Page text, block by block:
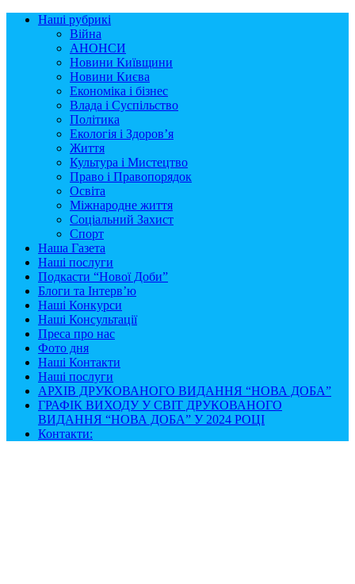
Наші рубрикі
Війна
АНОНСИ
Новини Київщини
Новини Києва
Економіка і бізнес
Влада і Суспільство
Політика
Екологія і Здоров’я
Життя
Культура і Мистецтво
Право і Правопорядок
Освіта
Міжнародне життя
Соціальний Захист
Спорт
Наша Газета
Наші послуги
Подкасти “Нової Доби”
Блоги та Інтерв’ю
Наші Конкурси
Наші Консультації
Преса про нас
Фото дня
Наші Контакти
Наші послуги
АРХІВ ДРУКОВАНОГО ВИДАННЯ “НОВА ДОБА”
ГРАФІК ВИХОДУ У СВІТ ДРУКОВАНОГО
ВИДАННЯ “НОВА ДОБА” У 2024 РОЦІ
Контакти: